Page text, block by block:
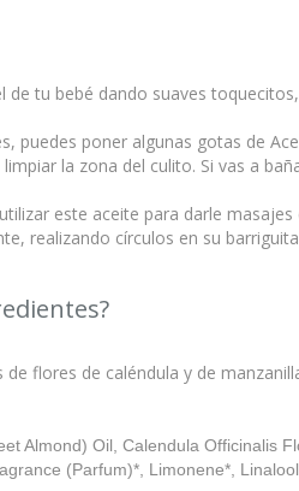
de tu bebé dando suaves
puedes poner algunas gotas de
la zona del culito. Si vas a
este aceite para darle
realizando círculos en su
flores de caléndula y de
Almond) Oil, Calendula Officinalis
(Parfum)*, Limonene*,